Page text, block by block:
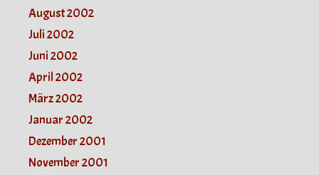
August 2002
Juli 2002
Juni 2002
April 2002
März 2002
Januar 2002
Dezember 2001
November 2001